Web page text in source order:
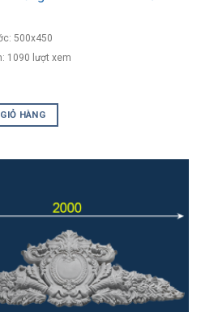
500x450
1090 lượt xem
HÀNG